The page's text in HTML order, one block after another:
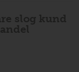
slog kund